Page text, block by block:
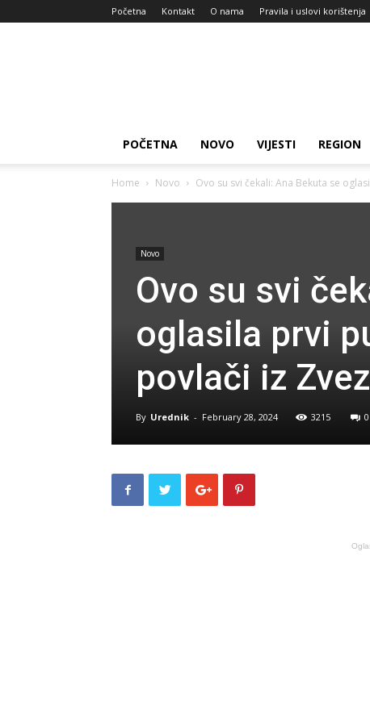
Početna Kontakt O nama Pravila i uslovi korištenja
POČETNA NOVO VIJESTI REGION
Home Novo Ovo su svi čekali: Ana Bekuta se
Novo
Ovo su svi
oglasila prvi
povlači iz
By Urednik - February 28, 2024 3215 0